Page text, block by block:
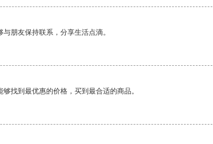
朋友保持联系，分享生活点滴。
找到最优惠的价格，买到最合适的商品。